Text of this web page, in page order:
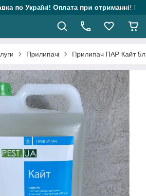
по Україні! Оплата при отриманні!
Прилипачі Прилипач ПАР Кайт